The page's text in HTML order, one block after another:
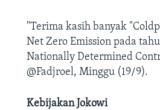
"Terima kasih banyak
Net Zero Emission pada
Nationally Determined
@Fadjroel, Minggu (19/9).
Kebijakan Jokowi